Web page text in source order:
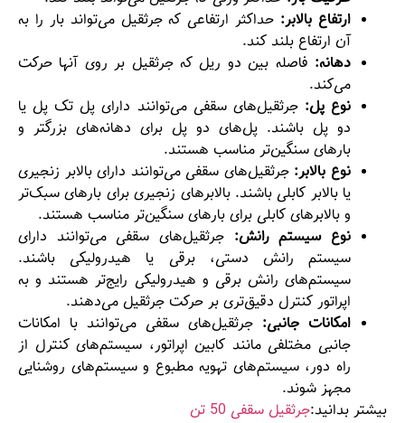
ارتفاع بالابر: حداکثر ارتفاعی که جرثقیل می‌تواند بار را به
آن ارتفاع بلند کند.
دهانه: فاصله بین دو ریل که جرثقیل بر روی آنها حرکت
می‌کند.
نوع پل: جرثقیل‌های سقفی می‌توانند دارای پل تک پل یا
دو پل باشند. پل‌های دو پل برای دهانه‌های بزرگتر و
بارهای سنگین‌تر مناسب هستند.
نوع بالابر: جرثقیل‌های سقفی می‌توانند دارای بالابر زنجیری
یا بالابر کابلی باشند. بالابرهای زنجیری برای بارهای سبک‌تر
و بالابرهای کابلی برای بارهای سنگین‌تر مناسب هستند.
نوع سیستم رانش: جرثقیل‌های سقفی می‌توانند دارای
سیستم رانش دستی، برقی یا هیدرولیکی باشند.
سیستم‌های رانش برقی و هیدرولیکی رایج‌تر هستند و به
اپراتور کنترل دقیق‌تری بر حرکت جرثقیل می‌دهند.
امکانات جانبی: جرثقیل‌های سقفی می‌توانند با امکانات
جانبی مختلفی مانند کابین اپراتور، سیستم‌های کنترل از
راه دور، سیستم‌های تهویه مطبوع و سیستم‌های روشنایی
مجهز شوند.
بیشتر بدانید:جرثقیل سقفی 50 تن